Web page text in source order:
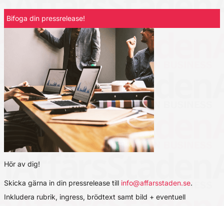
Bifoga din pressrelease!
Hör av dig!
Skicka gärna in din pressrelease till info@affarsstaden.se.
Inkludera rubrik, ingress, brödtext samt bild + eventuell